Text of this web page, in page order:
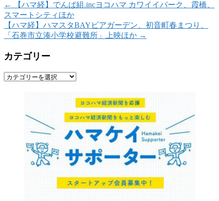
←
【ハマ経】でんぱ組.incヨコハマ カワイイパーク、霞橋、
スマートシティほか
【ハマ経】ハマスタBAYビアガーデン、初音町春まつり、
「石巻市立湊小学校避難所」上映ほか →
カテゴリー
カ